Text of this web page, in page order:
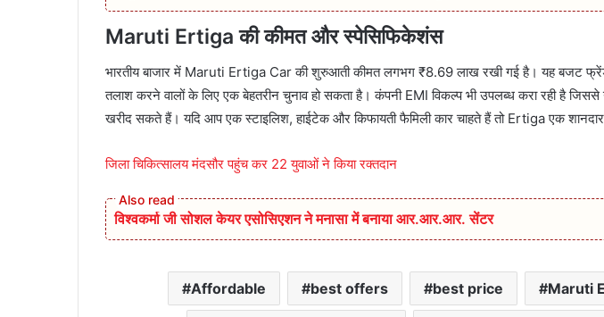
Maruti Ertiga की कीमत और स्पेसिफिकेशंस
भारतीय बाजार में Maruti Ertiga Car की शुरुआती कीमत लगभग ₹8.69 लाख रखी गई है। यह बजट
तलाश करने वालों के लिए एक बेहतरीन चुनाव हो सकता है। कंपनी EMI विकल्प भी उपलब्ध करा रही है
खरीद सकते हैं। यदि आप एक स्टाइलिश, हाईटेक और किफायती फैमिली कार चाहते हैं तो Ertiga एक
जिला चिकित्सालय मंदसौर पहुंच कर 22 युवाओं ने किया रक्तदान
विश्वकर्मा जी सोशल केयर एसोसिएशन ने मनासा में बनाया आर.आर.आर. सेंटर
Affordable best offers best price Maruti